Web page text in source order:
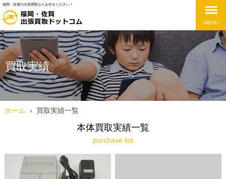
福岡・佐賀の出張買取ならお任せください！
MENU
買取実績
ホーム › 買取実績一覧
本体買取実績一覧
purchase list